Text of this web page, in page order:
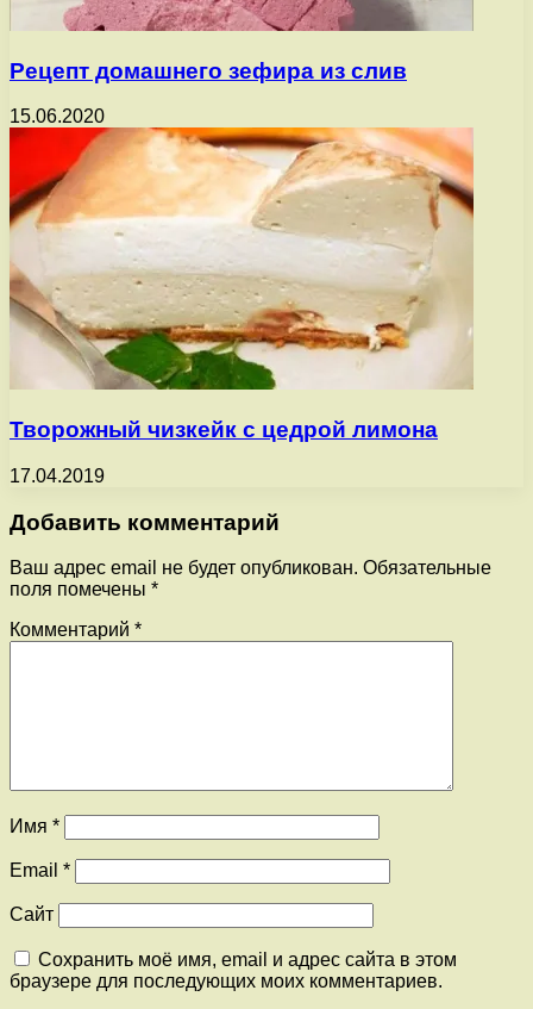
Рецепт домашнего зефира из слив
15.06.2020
Творожный чизкейк с цедрой лимона
17.04.2019
Добавить комментарий
Ваш адрес email не будет опубликован. Обязательные
поля помечены *
Комментарий *
Имя *
Email *
Сайт
Сохранить моё имя, email и адрес сайта в этом
браузере для последующих моих комментариев.